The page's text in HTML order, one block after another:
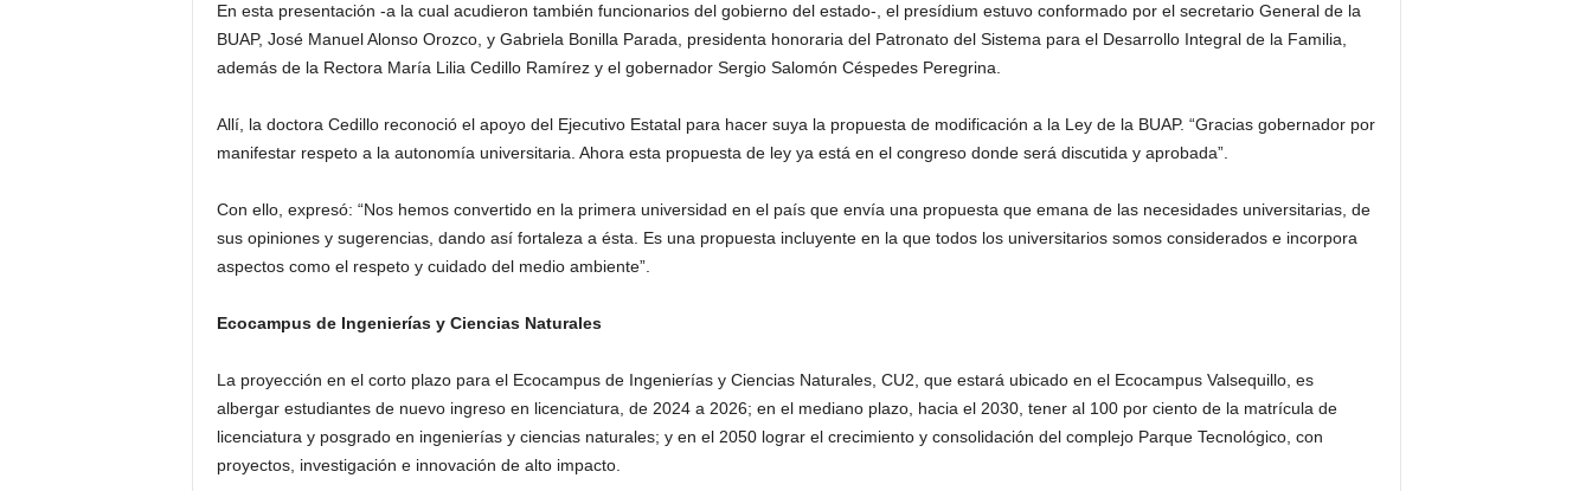
En esta presentación -a la cual acudieron también funcionarios del gobierno del estado-, el presídium estuvo conformado por el secretario General de la
BUAP, José Manuel Alonso Orozco, y Gabriela Bonilla Parada, presidenta honoraria del Patronato del Sistema para el Desarrollo Integral de la Familia,
además de la Rectora María Lilia Cedillo Ramírez y el gobernador Sergio Salomón Céspedes Peregrina.
Allí, la doctora Cedillo reconoció el apoyo del Ejecutivo Estatal para hacer suya la propuesta de modificación a la Ley de la BUAP. “Gracias gobernador por
manifestar respeto a la autonomía universitaria. Ahora esta propuesta de ley ya está en el congreso donde será discutida y aprobada”.
Con ello, expresó: “Nos hemos convertido en la primera universidad en el país que envía una propuesta que emana de las necesidades universitarias, de
sus opiniones y sugerencias, dando así fortaleza a ésta. Es una propuesta incluyente en la que todos los universitarios somos considerados e incorpora
aspectos como el respeto y cuidado del medio ambiente”.
Ecocampus de Ingenierías y Ciencias Naturales
La proyección en el corto plazo para el Ecocampus de Ingenierías y Ciencias Naturales, CU2, que estará ubicado en el Ecocampus Valsequillo, es
albergar estudiantes de nuevo ingreso en licenciatura, de 2024 a 2026; en el mediano plazo, hacia el 2030, tener al 100 por ciento de la matrícula de
licenciatura y posgrado en ingenierías y ciencias naturales; y en el 2050 lograr el crecimiento y consolidación del complejo Parque Tecnológico, con
proyectos, investigación e innovación de alto impacto.